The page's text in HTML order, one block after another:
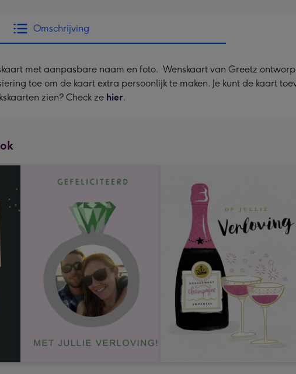
Omschrijving
met aanpasbare naam en foto. Wenskaart van Greetz
toe om de kaart extra persoonlijk te maken. Je kunt de kaart
zien? Check ze hier.